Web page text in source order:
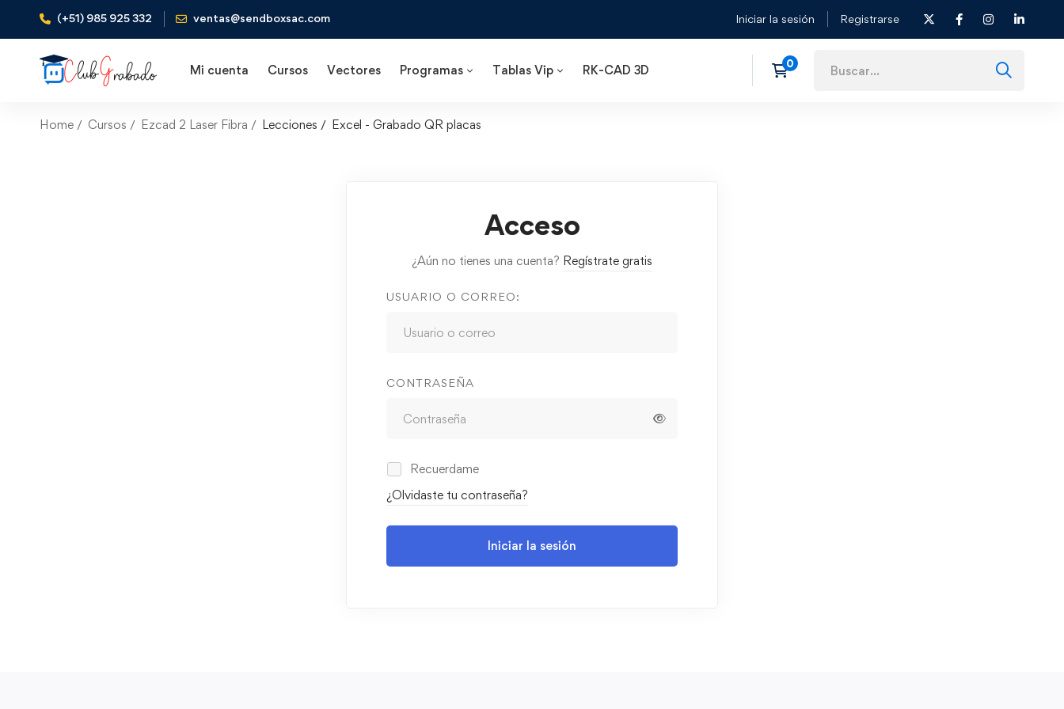
(+51) 985 925 332 ventas@sendboxsac.com Iniciar la sesión Registrarse
Mi cuenta Cursos Vectores Programas Tablas Vip RK-CAD 3D
Home Cursos Ezcad 2 Laser Fibra Lecciones Excel - Grabado QR placas
Acceso
¿Aún no tienes una cuenta? Regístrate gratis
USUARIO O CORREO:
CONTRASEÑA
Recuerdame
¿Olvidaste tu contraseña?
Iniciar la sesión